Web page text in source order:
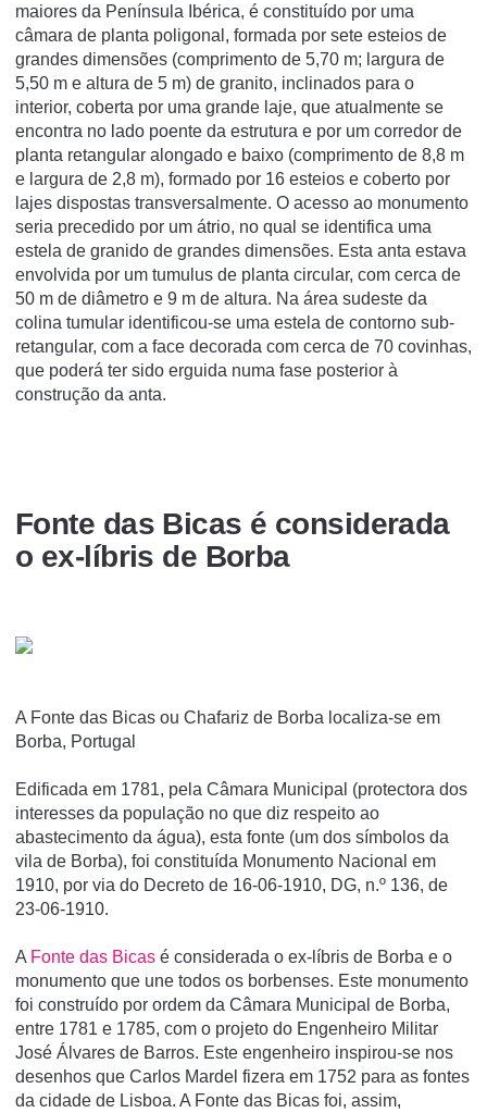
maiores da Península Ibérica, é constituído por uma
câmara de planta poligonal, formada por sete esteios de
grandes dimensões (comprimento de 5,70 m; largura de
5,50 m e altura de 5 m) de granito, inclinados para o
interior, coberta por uma grande laje, que atualmente se
encontra no lado poente da estrutura e por um corredor de
planta retangular alongado e baixo (comprimento de 8,8 m
e largura de 2,8 m), formado por 16 esteios e coberto por
lajes dispostas transversalmente. O acesso ao monumento
seria precedido por um átrio, no qual se identifica uma
estela de granido de grandes dimensões. Esta anta estava
envolvida por um tumulus de planta circular, com cerca de
50 m de diâmetro e 9 m de altura. Na área sudeste da
colina tumular identificou-se uma estela de contorno sub-
retangular, com a face decorada com cerca de 70 covinhas,
que poderá ter sido erguida numa fase posterior à
construção da anta.
Fonte das Bicas é considerada
o ex-líbris de Borba
A Fonte das Bicas ou Chafariz de Borba localiza-se em
Borba, Portugal
Edificada em 1781, pela Câmara Municipal (protectora dos
interesses da população no que diz respeito ao
abastecimento da água), esta fonte (um dos sí­mbolos da
vila de Borba), foi constituí­da Monumento Nacional em
1910, por via do Decreto de 16-06-1910, DG, n.º 136, de
23-06-1910.
A Fonte das Bicas é considerada o ex-líbris de Borba e o
monumento que une todos os borbenses. Este monumento
foi construído por ordem da Câmara Municipal de Borba,
entre 1781 e 1785, com o projeto do Engenheiro Militar
José Álvares de Barros. Este engenheiro inspirou-se nos
desenhos que Carlos Mardel fizera em 1752 para as fontes
da cidade de Lisboa. A Fonte das Bicas foi, assim,